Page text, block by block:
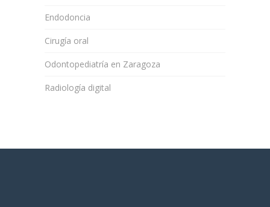
Endodoncia
Cirugía oral
Odontopediatría en Zaragoza
Radiología digital